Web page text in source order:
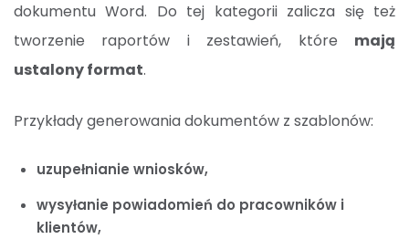
dokumentu Word. Do tej kategorii zalicza się też
tworzenie raportów i zestawień, które mają
ustalony format.
Przykłady generowania dokumentów z szablonów:
uzupełnianie wniosków,
wysyłanie powiadomień do pracowników i
klientów,